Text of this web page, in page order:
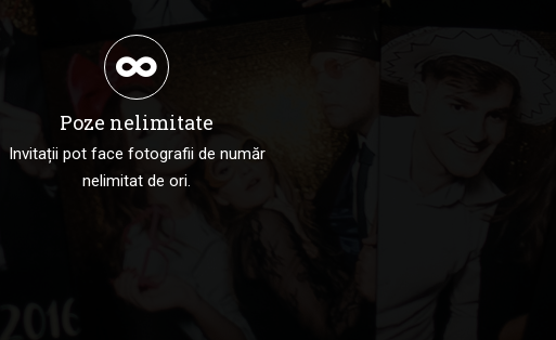
Poze nelimitate
Invitații pot face fotografii de număr
nelimitat de ori.